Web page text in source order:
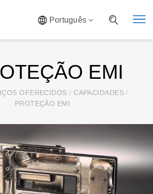
Português
EMI
OFERECIDOS/ CAPACIDADES/
PROTEÇÃO EMI